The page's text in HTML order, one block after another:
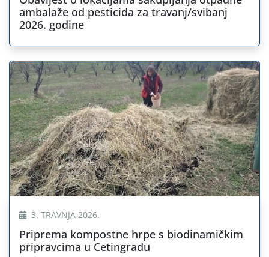
ambalaže od pesticida za travanj/svibanj
2026. godine
3. TRAVNJA 2026.
Priprema kompostne hrpe s biodinamičkim
pripravcima u Cetingradu